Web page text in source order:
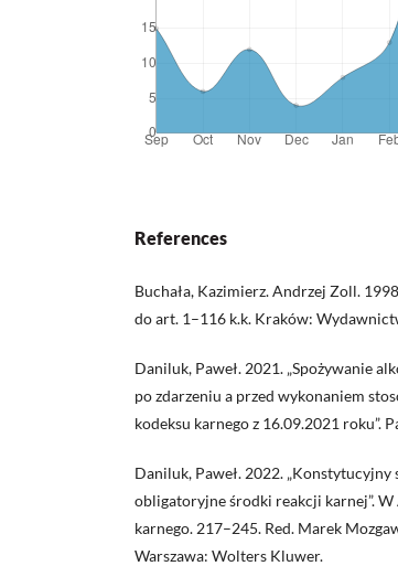
References
Buchała, Kazimierz. Andrzej Zoll.
do art. 1–116 k.k. Kraków:
Daniluk, Paweł. 2021. „Spożywanie
po zdarzeniu a przed wykonaniem
kodeksu karnego z 16.09.2021 roku”.
Daniluk, Paweł. 2022.
obligatoryjne środki reakcji karnej”.
karnego. 217–245. Red. Marek
Warszawa: Wolters Kluwer.